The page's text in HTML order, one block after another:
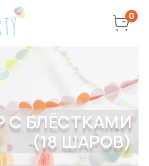
0
С БЛЁСТКАМИ
(18 ШАРОВ)